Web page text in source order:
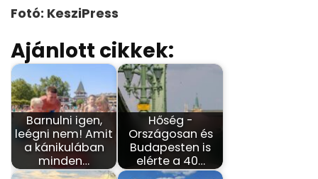
Fotó: KesziPress
Ajánlott cikkek:
Barnulni igen,
leégni nem! Amit
a kánikulában
minden…
Hőség -
Országosan és
Budapesten is
elérte a 40…